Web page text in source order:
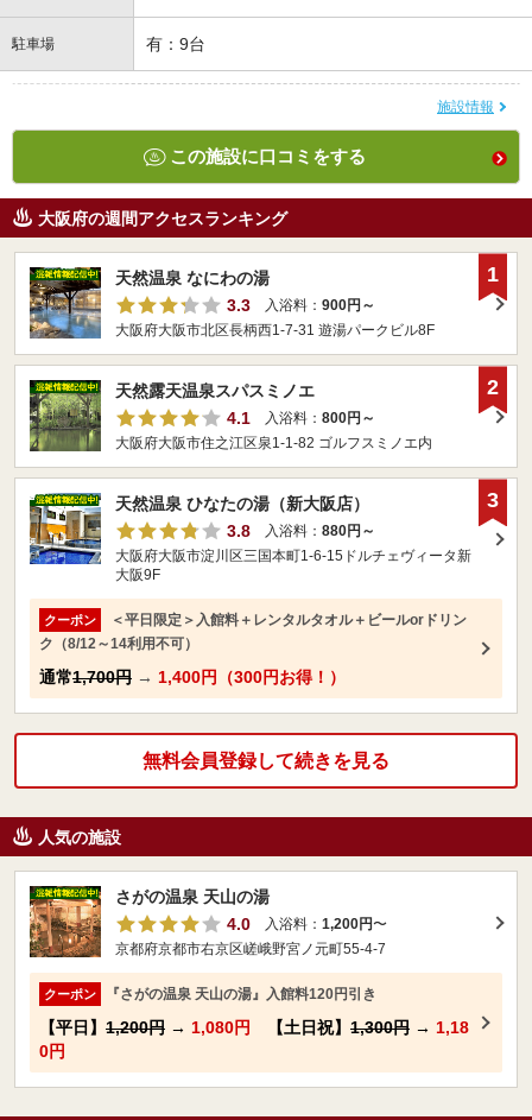
駐車場 有：9台
施設情報
この施設に口コミをする
大阪府の週間アクセスランキング
天然温泉 なにわの湯
3.3
入浴料： 900円～
大阪府大阪市北区長柄西1-7-31 遊湯パークビル8F
1
天然露天温泉スパスミノエ
4.1
入浴料： 800円～
大阪府大阪市住之江区泉1-1-82 ゴルフスミノエ内
2
天然温泉 ひなたの湯（新大阪店）
3.8
入浴料： 880円～
大阪府大阪市淀川区三国本町1-6-15ドルチェヴィータ新
大阪9F
クーポン
＜平日限定＞入館料＋レンタルタオル＋ビールorドリン
ク（8/12～14利用不可）
通常1,700円 → 1,400円（300円お得！）
3
無料会員登録して続きを見る
人気の施設
さがの温泉 天山の湯
4.0
入浴料： 1,200円〜
京都府京都市右京区嵯峨野宮ノ元町55-4-7
クーポン 『さがの温泉 天山の湯』入館料120円引き
【平日】 1,200円 → 1,080円 【土日祝】 1,300円 → 1,18
0円